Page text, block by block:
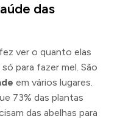
das
ver o quanto elas
para fazer mel. São
em vários lugares.
73% das plantas
das abelhas para